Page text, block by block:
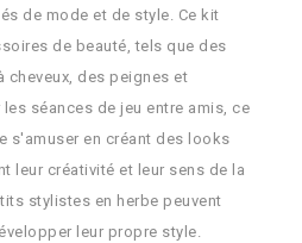
de mode et de style. Ce kit
de beauté, tels que des
cheveux, des peignes et
séances de jeu entre amis, ce
s'amuser en créant des looks
leur créativité et leur sens de la
stylistes en herbe peuvent
leur propre style.